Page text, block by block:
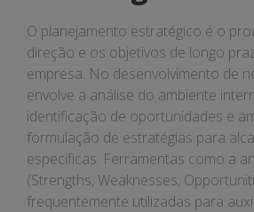
O planejamento estratégico é o
direção e os objetivos de longo
empresa. No desenvolvimento de
envolve a análise do ambiente
identificação de oportunidades e
formulação de estratégias para
específicas. Ferramentas como a
(Strengths, Weaknesses,
frequentemente utilizadas para